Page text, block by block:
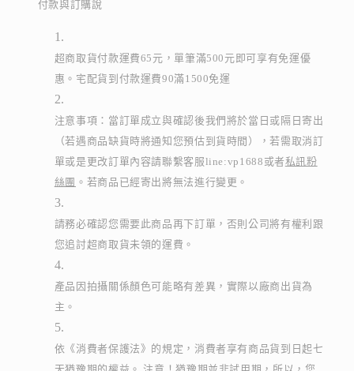
付款與訂購說
超商取貨付款運費65元，單筆滿500元即可享有免運優
惠。宅配貨到付款運費90滿1500免運
注意事項：當訂單成立與確認後我們將於當日或隔日寄出
（若遇商品缺貨時將通知您預估到貨時間），若需取消訂
單或是更改訂單內容請聯繫客服line:vp1688或者私訊粉
絲團 。若商品已經寄出將無法進行變更。
請務必確認您需要此商品再下訂單，否則公司將有權利跟
您追討超商取貨未領的運費。
產品因拍攝關係顏色可能略有差異，實際以廠商出貨為
主。
依《消費者保護法》的規定，消費者享有商品貨到日起七